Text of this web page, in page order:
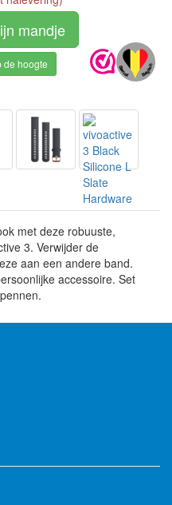
mandje
de hoogte
met deze robuuste,
3. Verwijder de
aan een andere band.
accessoire. Set